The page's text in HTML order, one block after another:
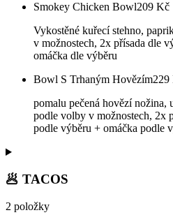
Smokey Chicken Bowl209 Kč
Vykostěné kuřecí stehno,
v možnostech, 2x přísada dle
omáčka dle výběru
Bowl S Trhaným Hovězím229
pomalu pečená hovězí nožina,
podle volby v možnostech, 2x
podle výběru + omáčka podle
🥟 TACOS
2 položky